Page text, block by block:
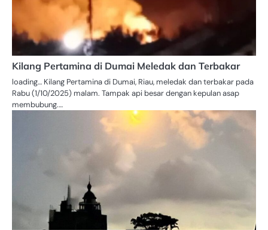
Kilang Pertamina di Dumai Meledak dan Terbakar
loading… Kilang Pertamina di Dumai, Riau, meledak dan terbakar pada
Rabu (1/10/2025) malam. Tampak api besar dengan kepulan asap
membubung.…